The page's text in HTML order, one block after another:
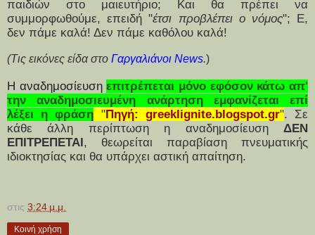
παιδιών στο μαιευτήριο;
Και θα πρέπει να
συμμορφωθούμε, επειδή "έτσι προβλέπει ο νόμος"; Ε,
δεν πάμε καλά! Δεν πάμε καθόλου καλά!
(Τις εικόνες είδα στο Γαργαλιάνοι News.)
Η αναδημοσίευσηεπιτρέπεται μόνο εφόσον κάτω απ'
την αναδημοσιευμένη ανάρτηση εμφανίζεται επί
λέξει η φράση "Πηγή: greeklignite.blogspot.gr". Σε
κάθε άλλη περίπτωση η αναδημοσίευση ΔΕΝ
ΕΠΙΤΡΕΠΕΤΑΙ, θεωρείται παραβίαση πνευματικής
ιδιοκτησίας και θα υπάρχει αστική απαίτηση.
στις 3:24 μ.μ.
Κοινή χρήση